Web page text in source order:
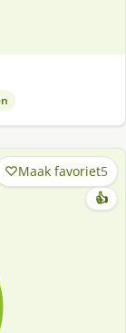
Maak favoriet5
👍